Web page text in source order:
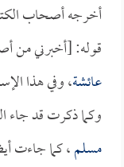
أخرجه أصحاب
قوله: [أخبرني
عائشة، وفي هذا
وكما ذكرت قد
مسلم، كما جاءت